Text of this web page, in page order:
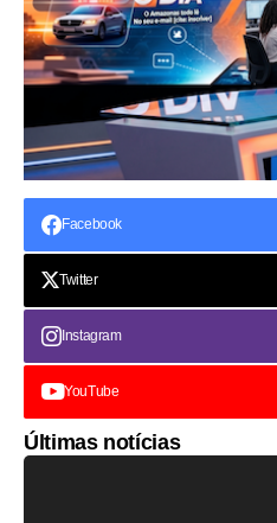
Facebook
Twitter
Instagram
YouTube
Últimas notícias